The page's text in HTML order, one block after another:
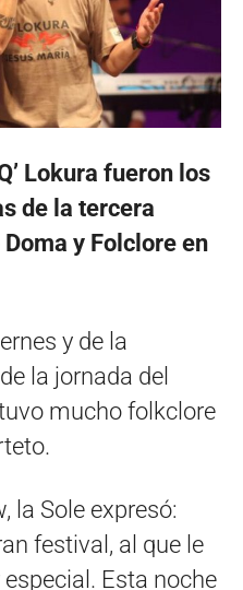
Lokura fueron los
de la tercera
y Folclore en
y de la
la jornada del
mucho folkclore
la Sole expresó:
festival, al que le
Esta noche